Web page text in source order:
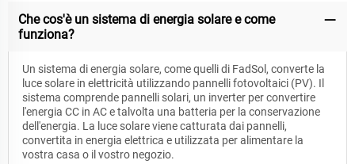
Che cos'è un sistema di energia solare e come
funziona?
Un sistema di energia solare, come quelli di FadSol, converte la
luce solare in elettricità utilizzando pannelli fotovoltaici (PV). Il
sistema comprende pannelli solari, un inverter per convertire
l'energia CC in AC e talvolta una batteria per la conservazione
dell'energia. La luce solare viene catturata dai pannelli,
convertita in energia elettrica e utilizzata per alimentare la
vostra casa o il vostro negozio.